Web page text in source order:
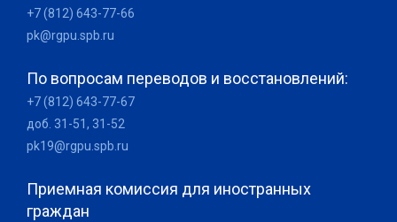
+7 (812) 643-77-66
pk@rgpu.spb.ru
По вопросам переводов и восстановлений:
+7 (812) 643-77-67
доб. 31-51, 31-52
pk19@rgpu.spb.ru
Приемная комиссия для иностранных
граждан